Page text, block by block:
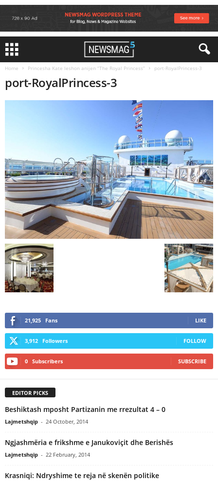
Home Princesha Kate leshon anijen “The Royal Princess” port-RoyalPrincess-3
port-RoyalPrincess-3
21,925 Fans LIKE
3,912 Followers FOLLOW
0 Subscribers SUBSCRIBE
EDITOR PICKS
Beshiktash mposht Partizanin me rrezultat 4 – 0
Lajmetshqip - 24 October, 2014
Ngjashmëria e frikshme e Janukoviçit dhe Berishës
Lajmetshqip - 22 February, 2014
Krasniqi: Ndryshime te reja në skenën politike